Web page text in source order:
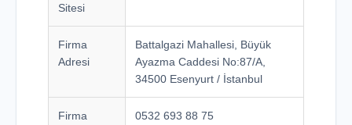
Sitesi
Firma
Adresi
Battalgazi Mahallesi, Büyük
Ayazma Caddesi No:87/A,
34500 Esenyurt / İstanbul
Firma
0532 693 88 75